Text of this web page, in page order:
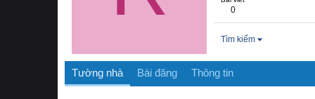
0
Tìm kiếm
Tường nhà Bài đăng Thông tin